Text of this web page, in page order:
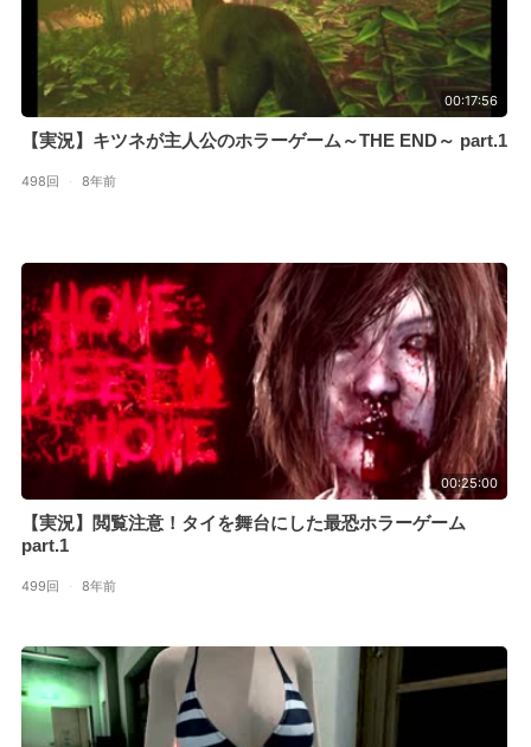
00:17:56
【実況】キツネが主人公のホラーゲーム～THE END～ part.1
498回 · 8年前
00:25:00
【実況】閲覧注意！タイを舞台にした最恐ホラーゲーム
part.1
499回 · 8年前